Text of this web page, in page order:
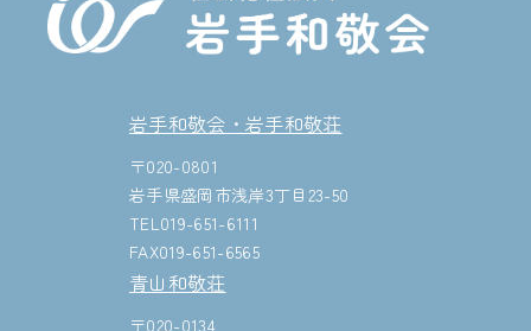
岩手和敬会・岩手和敬荘
〒020-0801
岩手県盛岡市浅岸3丁目23-50
TEL019-651-6111
FAX019-651-6565
青山和敬荘
〒020-0134